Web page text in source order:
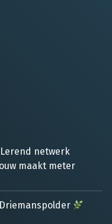
netwerk
maakt meter